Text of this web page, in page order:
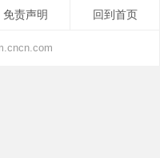
免责声明 回到首页